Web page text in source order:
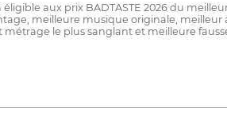
aux prix BADTASTE 2026 du
meilleure musique originale, meilleur
le plus sanglant et meilleure